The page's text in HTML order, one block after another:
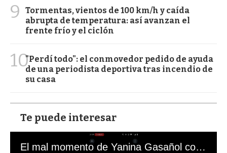
9
Tormentas, vientos de 100 km/h y caída
abrupta de temperatura: así avanzan el
frente frío y el ciclón
10"Perdí todo": el conmovedor pedido de ayuda
de una periodista deportiva tras incendio de
su casa
Te puede interesar
El mal momento de Yanina Gasañol con un hincha argentino en "Subrayado"